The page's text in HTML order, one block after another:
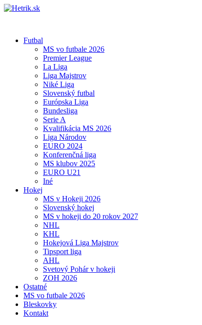
Futbal
MS vo futbale 2026
Premier League
La Liga
Liga Majstrov
Niké Liga
Slovenský futbal
Európska Liga
Bundesliga
Serie A
Kvalifikácia MS 2026
Liga Národov
EURO 2024
Konferenčná liga
MS klubov 2025
EURO U21
Iné
Hokej
MS v Hokeji 2026
Slovenský hokej
MS v hokeji do 20 rokov 2027
NHL
KHL
Hokejová Liga Majstrov
Tipsport liga
AHL
Svetový Pohár v hokeji
ZOH 2026
Ostatné
MS vo futbale 2026
Bleskovky
Kontakt